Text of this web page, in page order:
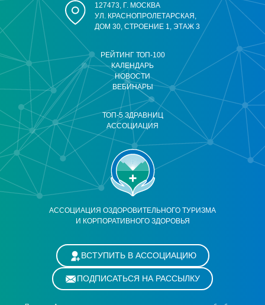
АССОЦИАЦИЯ ОЗДОРОВИТЕЛЬНОГО ТУРИЗМА
И КОРПОРАТИВНОГО ЗДОРОВЬЯ
РЕЙТИНГ ТОП-100
КАЛЕНДАРЬ
НОВОСТИ
ВЕБИНАРЫ
ТОП-5 ЗДРАВНИЦ
АССОЦИАЦИЯ
127473, Г. МОСКВА
УЛ. КРАСНОПРОЛЕТАРСКАЯ,
ДОМ 30, СТРОЕНИЕ 1, ЭТАЖ 3
ВСТУПИТЬ В АССОЦИАЦИЮ
ПОДПИСАТЬСЯ НА РАССЫЛКУ